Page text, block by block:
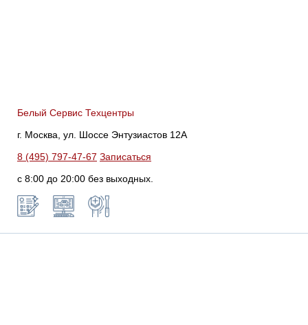
Белый Сервис Техцентры
г. Москва, ул. Шоссе Энтузиастов 12А
8 (495) 797-47-67 Записаться
с 8:00 до 20:00 без выходных.